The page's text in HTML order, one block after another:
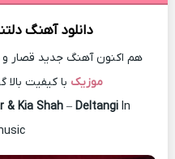
دانلود آهنگ
هم اکنون آهنگ جدید قصار و
موزیک با کیفیت
& Kia Shah – Deltangi In